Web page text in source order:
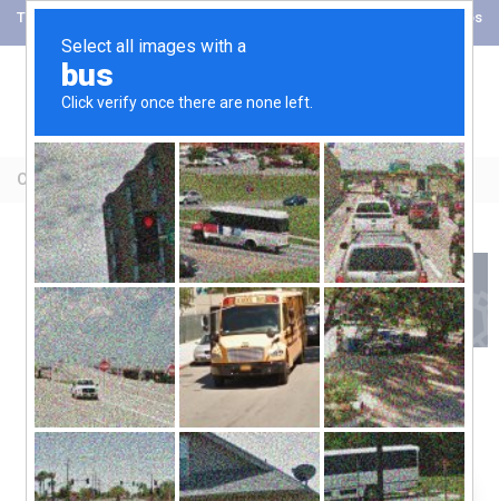
Tel: +52 (81) 89897902 Ingreso Cofre de Conocimientos
CURSOS 2023